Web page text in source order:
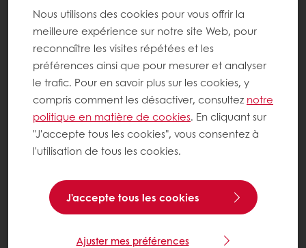
Nous utilisons des cookies pour vous offrir la
meilleure expérience sur notre site Web, pour
reconnaître les visites répétées et les
préférences ainsi que pour mesurer et analyser
le trafic. Pour en savoir plus sur les cookies, y
compris comment les désactiver, consulteznotre
politique en matière de cookies. En cliquant sur
"J'accepte tous les cookies", vous consentez à
l'utilisation de tous les cookies.
J'accepte tous les cookies
Ajuster mes préférences